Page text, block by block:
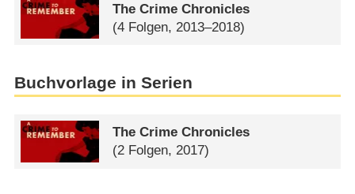
The Crime Chronicles
(4 Folgen, 2013–2018)
Buchvorlage in Serien
The Crime Chronicles
(2 Folgen, 2017)